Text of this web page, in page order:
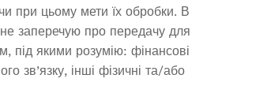
при цьому мети їх обробки. В
не заперечую про передачу для
під якими розумію: фінансові
зв’язку, інші фізичні та/або